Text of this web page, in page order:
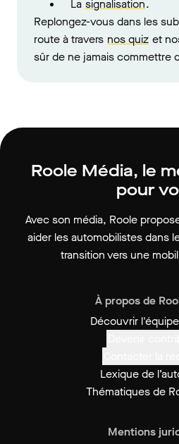
La signalisation.
Replongez-vous dans les
route à travers nos quiz et
sûr de ne jamais commettre
Roole Média, le
pour
Avec son média, Roole
aider les automobilistes dans
transition vers une
À propos de
Découvrir
Lexique de
Thématiques de
Mentions